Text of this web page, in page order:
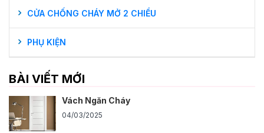
CỬA CHỐNG CHÁY MỞ 2 CHIỀU
PHỤ KIỆN
BÀI VIẾT MỚI
Vách Ngăn Cháy
04/03/2025